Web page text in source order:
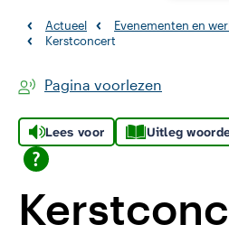
Actueel
Evenementen en
Kerstconcert
Pagina voorlezen
Lees voor Uitleg